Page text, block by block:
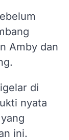
Amby dan
di
nyata
ini.